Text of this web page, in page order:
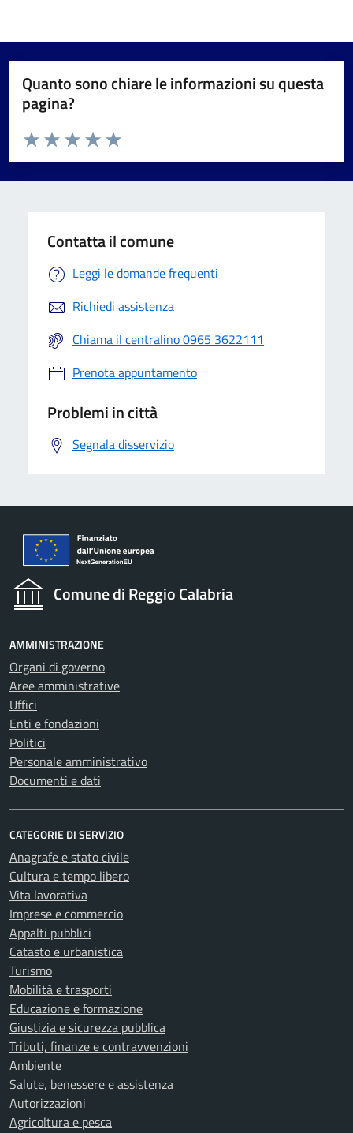
Quanto sono chiare le informazioni su questa
pagina?
Valuta da 1 a 5 stelle la pagina
Valuta 5 stelle su 5
Valuta 4 stelle su 5
Valuta 3 stelle su 5
Valuta 2 stelle su 5
Valuta 1 stelle su 5
Contatta il comune
Leggi le domande frequenti
Richiedi assistenza
Chiama il centralino 0965 3622111
Prenota appuntamento
Problemi in città
Segnala disservizio
Comune di Reggio Calabria
AMMINISTRAZIONE
Organi di governo
Aree amministrative
Uffici
Enti e fondazioni
Politici
Personale amministrativo
Documenti e dati
CATEGORIE DI SERVIZIO
Anagrafe e stato civile
Cultura e tempo libero
Vita lavorativa
Imprese e commercio
Appalti pubblici
Catasto e urbanistica
Turismo
Mobilità e trasporti
Educazione e formazione
Giustizia e sicurezza pubblica
Tributi, finanze e contravvenzioni
Ambiente
Salute, benessere e assistenza
Autorizzazioni
Agricoltura e pesca